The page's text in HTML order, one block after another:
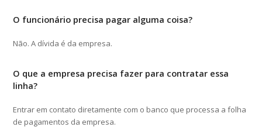
O funcionário precisa pagar alguma coisa?
Não. A dívida é da empresa.
O que a empresa precisa fazer para contratar essa
linha?
Entrar em contato diretamente com o banco que processa a folha
de pagamentos da empresa.